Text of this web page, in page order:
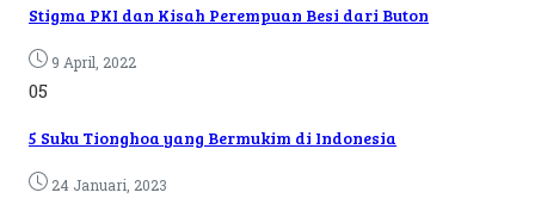
Stigma PKI dan Kisah Perempuan Besi dari Buton
9 April, 2022
05
5 Suku Tionghoa yang Bermukim di Indonesia
24 Januari, 2023